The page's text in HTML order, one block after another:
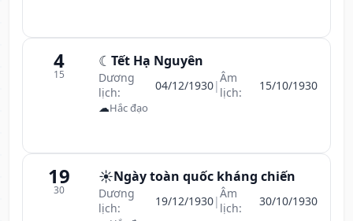
4
15
☾ Tết Hạ Nguyên
Dương
lịch:
04/12/1930|Âm
lịch:
15/10/1930
☁Hắc đạo
19
30
☀️Ngày toàn quốc kháng chiến
Dương
lịch:
19/12/1930|Âm
lịch:
30/10/1930